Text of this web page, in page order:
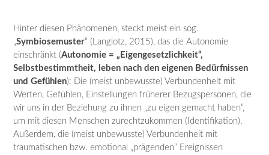
Hinter diesen Phänomenen, steckt meist ein sog.
„Symbiosemuster“ (Langlotz, 2015), das die Autonomie
einschränkt (Autonomie = „Eigengesetzlichkeit“,
Selbstbestimmtheit, leben nach den eigenen Bedürfnissen
und Gefühlen): Die (meist unbewusste) Verbundenheit mit
Werten, Gefühlen, Einstellungen früherer Bezugspersonen, die
wir uns in der Beziehung zu ihnen „zu eigen gemacht haben“,
um mit diesen Menschen zurechtzukommen (Identifikation).
Außerdem, die (meist unbewusste) Verbundenheit mit
traumatischen bzw. emotional „prägenden“ Ereignissen